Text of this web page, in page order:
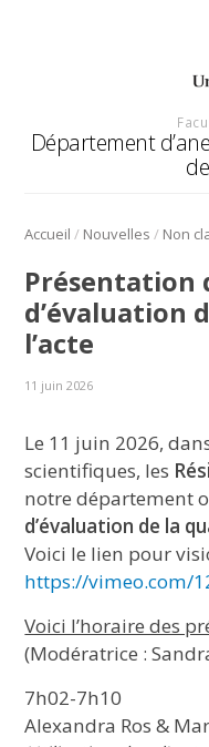
Département
Accueil / Nouvelles / Non
Présentation
d’évaluation
l’acte
11 juin 2026
Le 11 juin 2026,
scientifiques, les
notre département
d’évaluation de la
Voici le lien pour
https://vimeo.com/
Voici l’horaire des
(Modératrice :
7h02-7h10
Alexandra Ros &